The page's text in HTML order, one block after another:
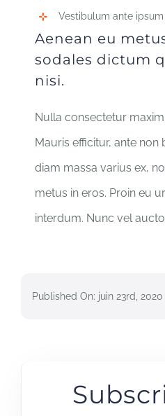
Vestibulum ante
Aenean eu
sodales dictum
nisi.
Nulla consectetur
Mauris efficitur, ante non
diam massa varius ex,
metus in eros. Proin eu
interdum. Nunc vel
Published On: juin 23rd, 2020